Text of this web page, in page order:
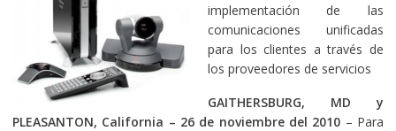
implementación de las
comunicaciones unificadas
para los clientes a través de
los proveedores de servicios
GAITHERSBURG, MD y
PLEASANTON, California – 26 de noviembre del 2010 – Para